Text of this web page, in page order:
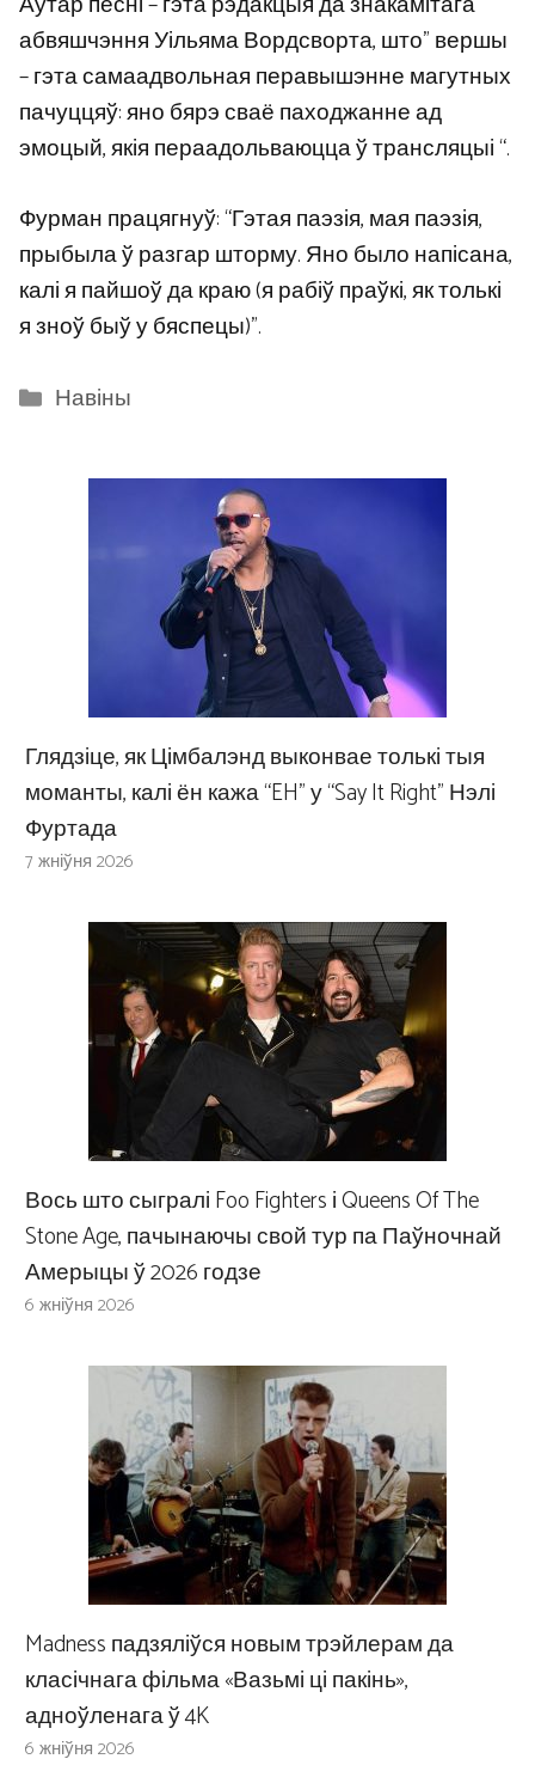
абвяшчэння Уільяма Вордсворта, што” вершы
– гэта самаадвольная перавышэнне магутных
пачуццяў: яно бярэ сваё паходжанне ад
эмоцый, якія пераадольваюцца ў трансляцыі “.
Фурман працягнуў: “Гэтая паэзія, мая паэзія,
прыбыла ў разгар шторму. Яно было напісана,
калі я пайшоў да краю (я рабіў праўкі, як толькі
я зноў быў у бяспецы)”.
Categories
Навіны
Глядзіце, як Цімбалэнд выконвае толькі тыя
моманты, калі ён кажа “EH” у “Say It Right” Нэлі
Фуртада
7 жніўня 2026
Вось што сыгралі Foo Fighters і Queens Of The
Stone Age, пачынаючы свой тур па Паўночнай
Амерыцы ў 2026 годзе
6 жніўня 2026
Madness падзяліўся новым трэйлерам да
класічнага фільма «Вазьмі ці пакінь»,
адноўленага ў 4K
6 жніўня 2026